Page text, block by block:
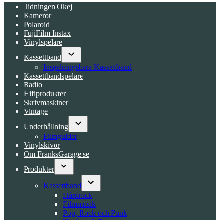
Tidningen Okej
Kameror
Polaroid
FujiFilm Instax
Vinylspelare
Kassettband
Open
dropdown
menu
Inspelningsbara Kassettband
Kassettbandspelare
Radio
Hifiprodukter
Skrivmaskiner
Vintage
Underhållning
Open
Filmguider
Vinylskivor
Om FranksGarage.se
Produkter
Open
dropdown
menu
Kassettband
Open
dropdown
menu
Hårdrock
Filmmusik
Pop, Rock och Punk